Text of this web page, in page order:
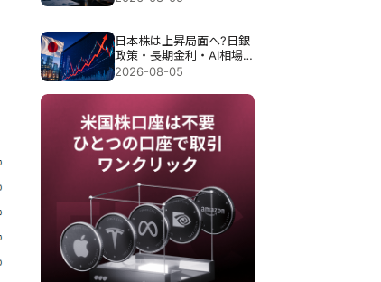
日本株は上昇局面へ?日銀
政策・長期金利・AI相場
から見る8月相場の投資戦
2026-08-05